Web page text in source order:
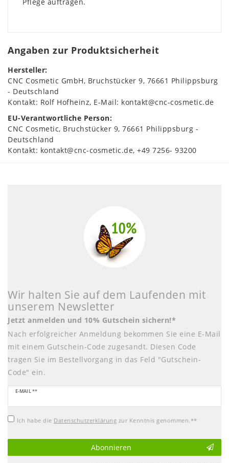
Angaben zur Produktsicherheit
Hersteller:
CNC Cosmetic GmbH Bruchstücker 9 76661 Philippsburg
Deutschland
Kontakt: Rolf Hofheinz E-Mail: kontakt@cnc-cosmetic.de
EU-Verantwortliche Person:
CNC Cosmetic Bruchstücker 9 76661 Philippsburg
Deutschland
Kontakt: kontakt@cnc-cosmetic.de +49 7256- 93200
Wir halten Sie auf dem Laufenden mit
unserem Newsletter
Jetzt anmelden und 10% Gutschein sichern!*
Nach erfolgreicher Anmeldung bekommen Sie eine E-Mail
mit einem Gutschein-Code zugesandt. Diesen Code
tragen Sie im Bestellvorgang in das Feld "Gutschein-
Code" ein.
E-MAIL **
Newsletter
Honig
Ich habe die Daten­schutz­erklärung zur Kenntnis genommen.**
Abonnieren